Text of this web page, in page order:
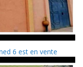
6 est en vente